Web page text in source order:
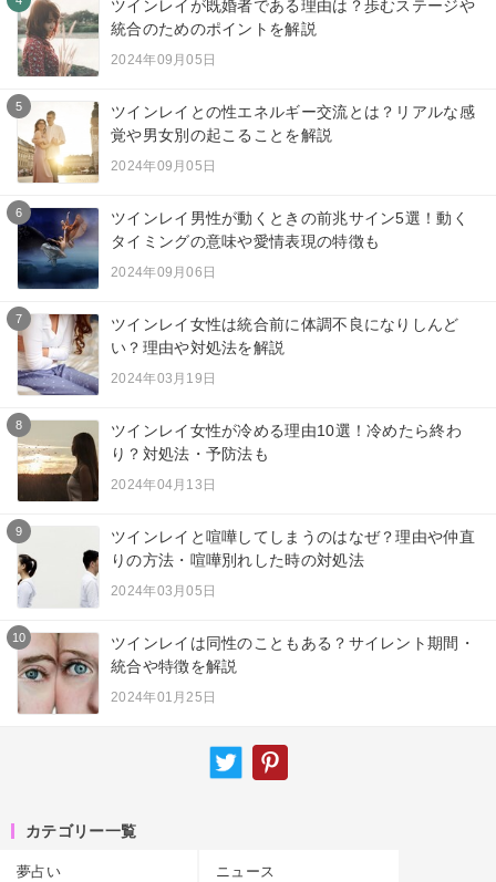
ツインレイが既婚者である理由は？歩むステージや
統合のためのポイントを解説
2024年09月05日
5
ツインレイとの性エネルギー交流とは？リアルな感
覚や男女別の起こることを解説
2024年09月05日
6
ツインレイ男性が動くときの前兆サイン5選！動く
タイミングの意味や愛情表現の特徴も
2024年09月06日
7
ツインレイ女性は統合前に体調不良になりしんど
い？理由や対処法を解説
2024年03月19日
8
ツインレイ女性が冷める理由10選！冷めたら終わ
り？対処法・予防法も
2024年04月13日
9
ツインレイと喧嘩してしまうのはなぜ？理由や仲直
りの方法・喧嘩別れした時の対処法
2024年03月05日
10
ツインレイは同性のこともある？サイレント期間・
統合や特徴を解説
2024年01月25日
カテゴリー一覧
夢占い ニュース